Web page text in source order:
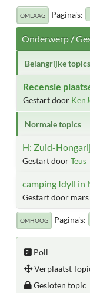
OMLAAG Pagina's
Onderwerp/
Belangrijke topics
Recensie
Gestart door
Normale topics
H: Zuid-
Gestart doorTeus
camping Idyll in
Gestart door mars
OMHOOG Pagina's
Poll
Verplaatst
Gesloten topic